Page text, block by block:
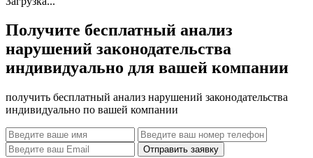
Получите бесплатный анализ
нарушений законодательства
индивидуально для вашей компании
получить бесплатный анализ нарушений законодательства
индивидуально по вашей компании
Отправить заявку